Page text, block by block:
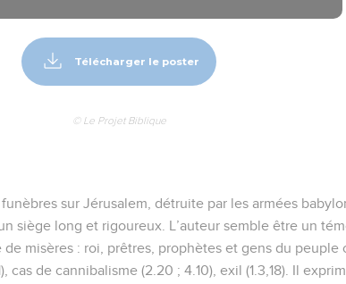
Télécharger le poster
© Le Projet Biblique
sur Jérusalem, détruite par les armées
siège long et rigoureux. L’auteur semble être un
misères : roi, prêtres, prophètes et gens du peuple
cas de cannibalisme (2.20 ; 4.10), exil (1.3,18). Il